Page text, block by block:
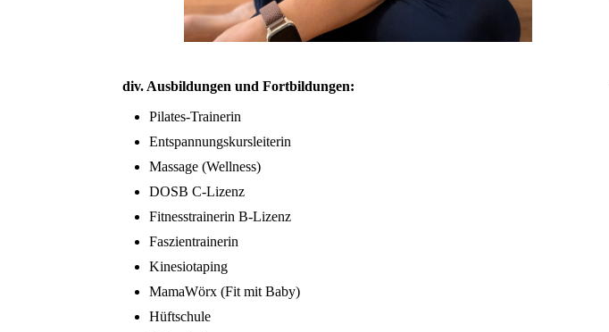
div. Ausbildungen und Fortbildungen:
Pilates-Trainerin
Entspannungskursleiterin
Massage (Wellness)
DOSB C-Lizenz
Fitnesstrainerin B-Lizenz
Faszientrainerin
Kinesiotaping
MamaWörx (Fit mit Baby)
Hüftschule